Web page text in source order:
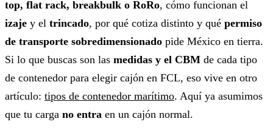
top, flat rack, breakbulk o RoRo, cómo funcionan el
izaje y el trincado, por qué cotiza distinto y qué permiso
de transporte sobredimensionado pide México en tierra.
Si lo que buscas son las medidas y el CBM de cada tipo
de contenedor para elegir cajón en FCL, eso vive en otro
artículo: tipos de contenedor marítimo. Aquí ya asumimos
que tu carga no entra en un cajón normal.